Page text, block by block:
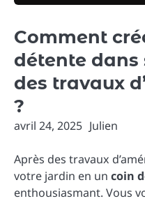
Comment
détente
des travaux
?
avril 24, 2025 Julien
Après des travaux
votre jardin en un coin
enthousiasmant. Vous